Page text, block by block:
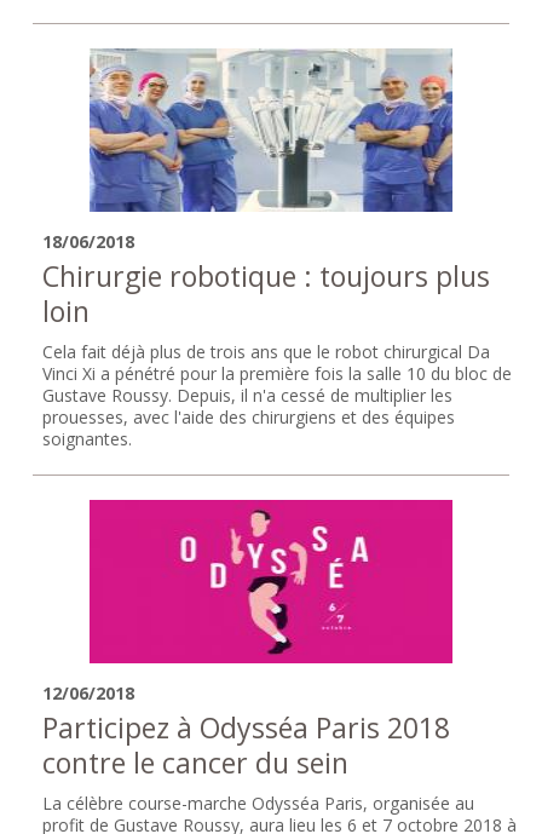
18/06/2018
Chirurgie robotique : toujours plus
loin
Cela fait déjà plus de trois ans que le robot chirurgical Da
Vinci Xi a pénétré pour la première fois la salle 10 du bloc de
Gustave Roussy. Depuis, il n'a cessé de multiplier les
prouesses, avec l'aide des chirurgiens et des équipes
soignantes.
12/06/2018
Participez à Odysséa Paris 2018
contre le cancer du sein
La célèbre course-marche Odysséa Paris, organisée au
profit de Gustave Roussy, aura lieu les 6 et 7 octobre 2018 à